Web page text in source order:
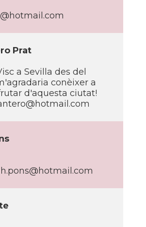
Prat
a Sevilla des del
conèixer a
d'aquesta ciutat!